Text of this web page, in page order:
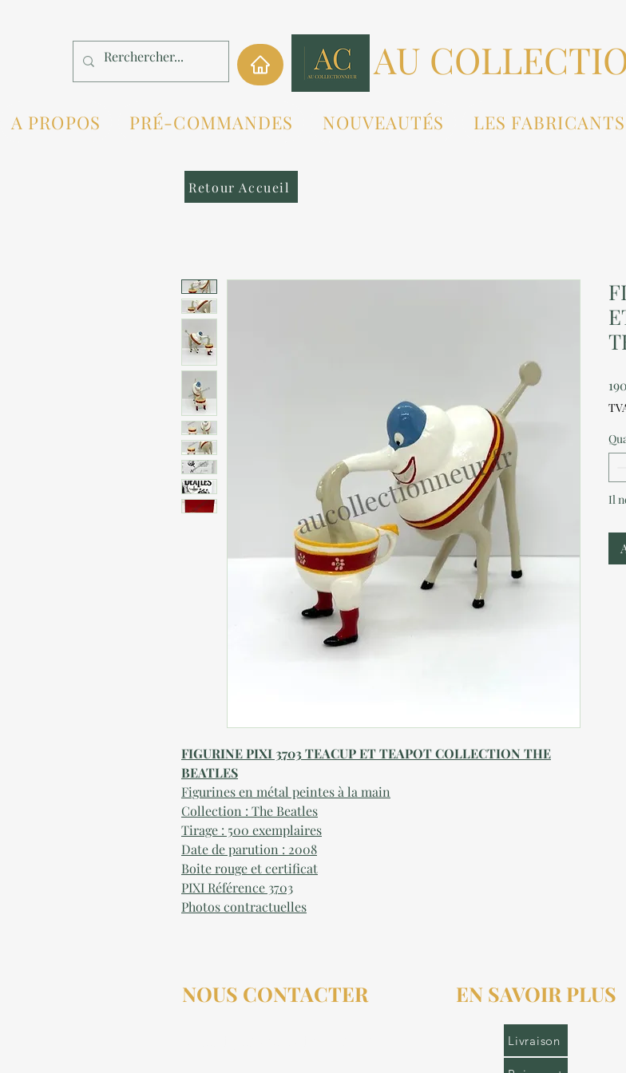
AU
A PROPOS PRÉ-COMMANDES NOUVEAUTÉS LES FABRICANTS
FIGURINE PIXI 3703 TEACUP ET TEAPOT COLLECTION THE
BEATLES
Figurines en métal peintes à la main
Collection : The Beatles
Tirage : 500 exemplaires
Date de parution : 2008
Boite rouge et certificat
PIXI Référence 3703
Photos contractuelles
Il
Retour Accueil
NOUS CONTACTER EN SAVOIR PLUS
Livraison